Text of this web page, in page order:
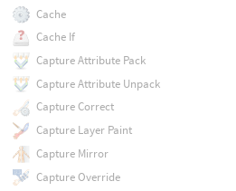
Cache
Cache If
Capture Attribute Pack
Capture Attribute Unpack
Capture Correct
Capture Layer Paint
Capture Mirror
Capture Override